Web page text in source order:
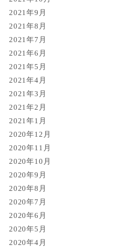
2021年9月
2021年8月
2021年7月
2021年6月
2021年5月
2021年4月
2021年3月
2021年2月
2021年1月
2020年12月
2020年11月
2020年10月
2020年9月
2020年8月
2020年7月
2020年6月
2020年5月
2020年4月